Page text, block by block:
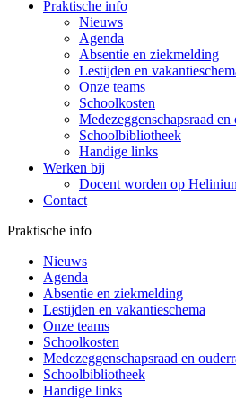
Praktische info
Nieuws
Agenda
Absentie en ziekmelding
Lestijden en
Onze teams
Schoolkosten
Medezeggenschapsraad en
Schoolbibliotheek
Handige links
Werken bij
Docent worden op
Contact
Praktische info
Nieuws
Agenda
Absentie en ziekmelding
Lestijden en vakantieschema
Onze teams
Schoolkosten
Medezeggenschapsraad en
Schoolbibliotheek
Handige links